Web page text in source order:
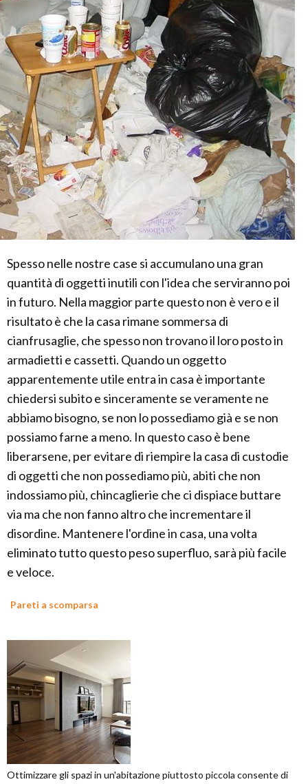
Spesso nelle nostre case si accumulano una gran
quantità di oggetti inutili con l'idea che serviranno poi
in futuro. Nella maggior parte questo non è vero e il
risultato è che la casa rimane sommersa di
cianfrusaglie, che spesso non trovano il loro posto in
armadietti e cassetti. Quando un oggetto
apparentemente utile entra in casa è importante
chiedersi subito e sinceramente se veramente ne
abbiamo bisogno, se non lo possediamo già e se non
possiamo farne a meno. In questo caso è bene
liberarsene, per evitare di riempire la casa di custodie
di oggetti che non possediamo più, abiti che non
indossiamo più, chincaglierie che ci dispiace buttare
via ma che non fanno altro che incrementare il
disordine. Mantenere l'ordine in casa, una volta
eliminato tutto questo peso superfluo, sarà più facile
e veloce.
Pareti a scomparsa
Ottimizzare gli spazi in un'abitazione piuttosto piccola consente di